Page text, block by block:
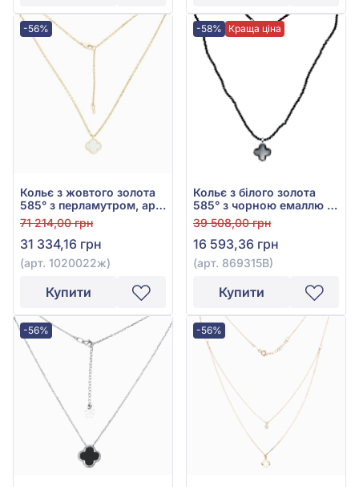
-56%
Кольє з жовтого золота
585° з перламутром, арт.
1020022ж
71 214,00 грн
31 334,16 грн
(арт. 1020022ж)
Купити
-58% Краща ціна
Кольє з білого золота
585° з чорною емаллю та
чорним агатом, арт.
869315В
39 508,00 грн
16 593,36 грн
(арт. 869315В)
Купити
-56% -56%